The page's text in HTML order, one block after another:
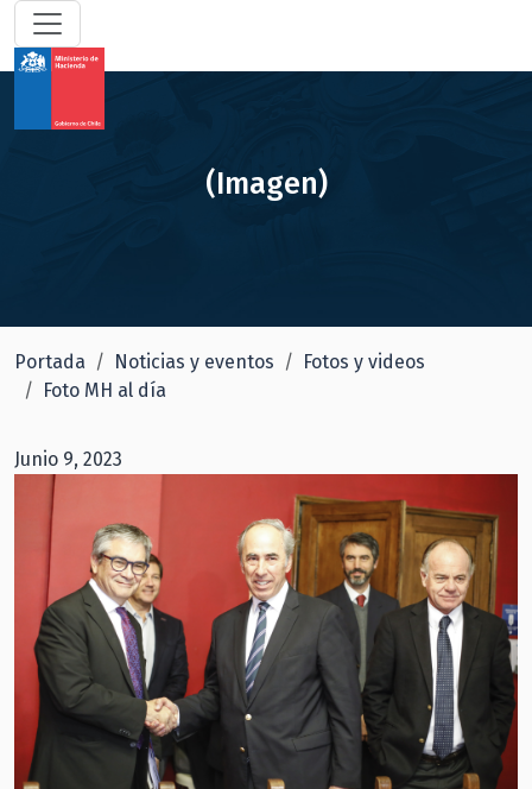
(Imagen)
Portada Noticias y eventos
Fotos y videos
Foto MH al día
Junio 9, 2023